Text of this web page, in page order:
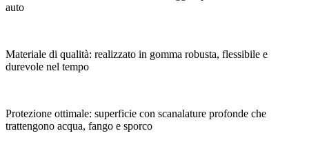
auto
Materiale di qualità: realizzato in gomma robusta, flessibile e
durevole nel tempo
Protezione ottimale: superficie con scanalature profonde che
trattengono acqua, fango e sporco